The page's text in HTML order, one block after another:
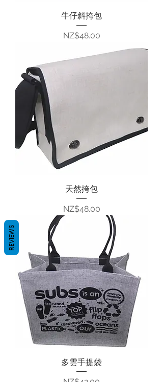
牛仔斜挎包
價格
NZ$48.00
天然挎包
價格
NZ$48.00
多雲手提袋
REVIEWS